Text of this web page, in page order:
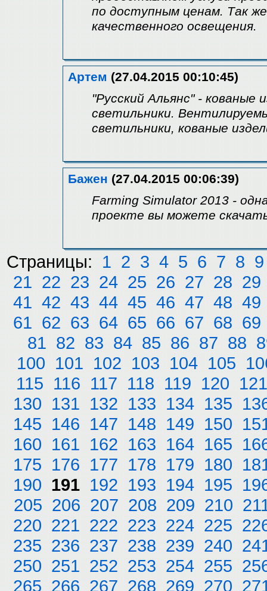
по доступным ценам. Так
качественного освещения.
Артем (27.04.2015 00:10:45)
"Русский Альянс" - кованые
светильники.
светильники, кованые
Бажен (27.04.2015 00:06:39)
Farming Simulator 2013 -
проекте вы можете
Страницы: 1 2 3 4 5 6 7 8 9
21 22 23 24 25 26 27 28 29
41 42 43 44 45 46 47 48 49
61 62 63 64 65 66 67 68 69
81 82 83 84 85 86 87 88
100 101 102 103 104 105
115 116 117 118 119 120 121
130 131 132 133 134 135
145 146 147 148 149 150
160 161 162 163 164 165
175 176 177 178 179 180
190 191 192 193 194 195
205 206 207 208 209 210
220 221 222 223 224 225
235 236 237 238 239 240
250 251 252 253 254 255
265 266 267 268 269 270